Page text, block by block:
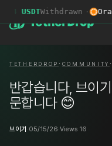
USDTWithdrawn ·
TETHERDROP · COMMUNITY ·
반갑습니다, 브이
문합니다 😊
브이기 ·05/15/26·Views 16